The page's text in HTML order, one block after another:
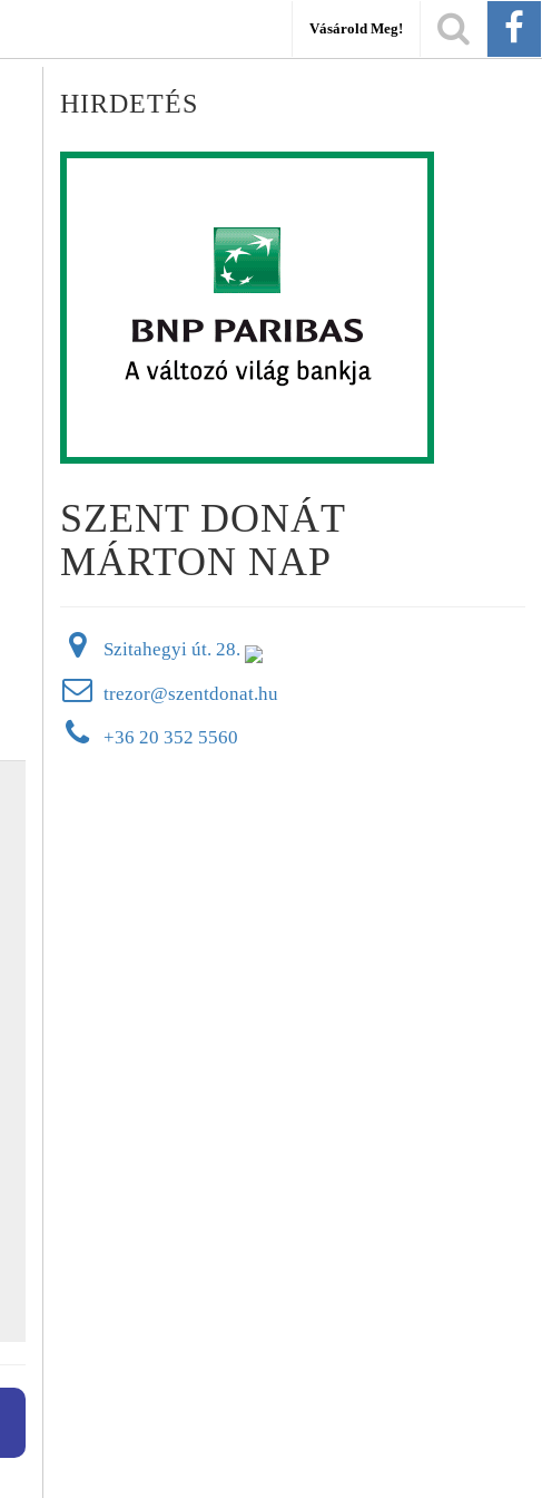
Vásárold Meg!
HIRDETÉS
SZENT DONÁT
MÁRTON NAP
Szitahegyi út. 28.
trezor@szentdonat.hu
+36 20 352 5560